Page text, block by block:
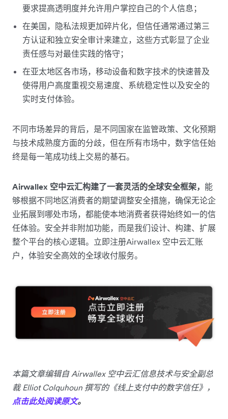
要求提高透明度并允许用户掌控自己的个人信息；
在美国，隐私法规更加碎片化，但信任通常通过第三
方认证和独立安全审计来建立，这些方式彰显了企业
责任感与对最佳实践的恪守；
在亚太地区各市场，移动设备和数字技术的快速普及
使得用户高度重视交易速度、系统稳定性以及安全的
实时支付体验。
不同市场差异的背后，是不同国家在监管政策、文化预期
与技术成熟度方面的分歧，但在所有市场中，数字信任始
终是每一笔成功线上交易的基石。
Airwallex 空中云汇构建了一套灵活的全球安全框架， 能
够根据不同地区消费者的期望调整安全措施，确保无论企
业拓展到哪处市场，都能使本地消费者获得始终如一的信
任体验。安全并非附加功能，而是我们设计、构建、扩展
整个平台的核心逻辑。立即注册Airwallex 空中云汇账
户，体验安全高效的全球收付服务。
本篇文章编辑自 Airwallex 空中云汇信息技术与安全副总
裁 Elliot Colquhoun 撰写的《线上支付中的数字信任》，
点击此处阅读原文。